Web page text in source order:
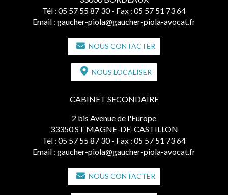
Tél : 05 57 55 87 30 - Fax : 05 57 51 73 64
Email : gaucher-piola@gaucher-piola-avocat.fr
NOUS CONTACTER
NOUS LOCALISER
CABINET SECONDAIRE
2 bis Avenue de l'Europe
33350 ST MAGNE-DE-CASTILLON
Tél : 05 57 55 87 30 - Fax : 05 57 51 73 64
Email : gaucher-piola@gaucher-piola-avocat.fr
NOUS CONTACTER